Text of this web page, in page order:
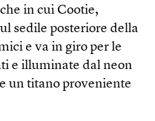
in cui Cootie,
sedile posteriore della
e va in giro per le
e illuminate dal neon
un titano proveniente